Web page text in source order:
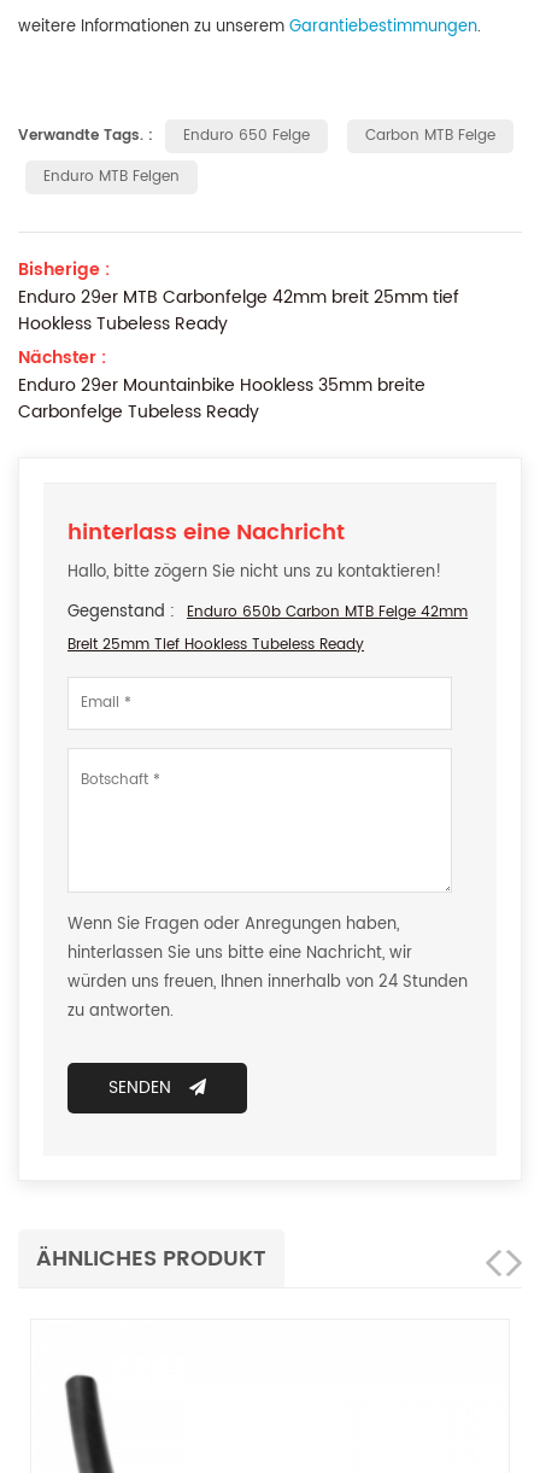
weitere Informationen zu unseremGarantiebestimmungen.
Verwandte Tags. : Enduro 650 Felge
Carbon MTB Felge
Enduro MTB Felgen
Bisherige :
Enduro 29er MTB Carbonfelge 42mm breit 25mm tief
Hookless Tubeless Ready
Nächster :
Enduro 29er Mountainbike Hookless 35mm breite
Carbonfelge Tubeless Ready
hinterlass eine Nachricht
Hallo, bitte zögern Sie nicht uns zu kontaktieren!
Gegenstand : Enduro 650b Carbon MTB Felge 42mm
Breit 25mm Tief Hookless Tubeless Ready
Wenn Sie Fragen oder Anregungen haben,
hinterlassen Sie uns bitte eine Nachricht, wir
würden uns freuen, Ihnen innerhalb von 24 Stunden
zu antworten.
SENDEN
ÄHNLICHES PRODUKT